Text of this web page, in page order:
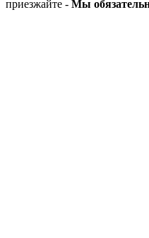
приезжайте - Мы